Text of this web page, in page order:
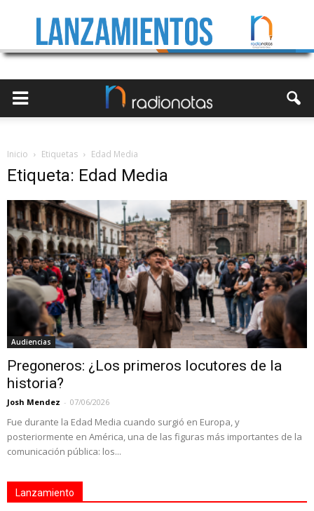
Inicio Etiquetas Edad Media
Etiqueta: Edad Media
Audiencias
Pregoneros: ¿Los primeros locutores de la
historia?
Josh Mendez - 07/06/2026
Fue durante la Edad Media cuando surgió en Europa, y
posteriormente en América, una de las figuras más importantes de la
comunicación pública: los...
Lanzamiento